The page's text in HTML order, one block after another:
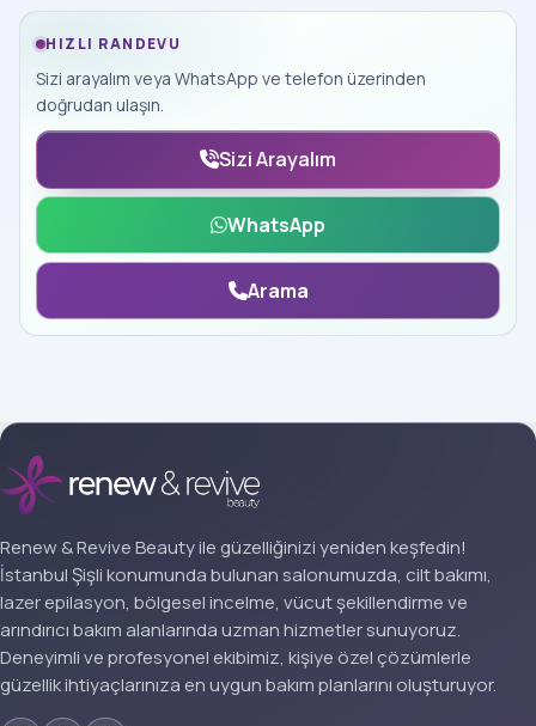
HIZLI RANDEVU
Sizi arayalım veya WhatsApp ve telefon üzerinden
doğrudan ulaşın.
Sizi Arayalım
WhatsApp
Arama
Renew & Revive Beauty ile güzelliğinizi yeniden keşfedin!
İstanbul Şişli konumunda bulunan salonumuzda, cilt bakımı,
lazer epilasyon, bölgesel incelme, vücut şekillendirme ve
arındırıcı bakım alanlarında uzman hizmetler sunuyoruz.
Deneyimli ve profesyonel ekibimiz, kişiye özel çözümlerle
güzellik ihtiyaçlarınıza en uygun bakım planlarını oluşturuyor.